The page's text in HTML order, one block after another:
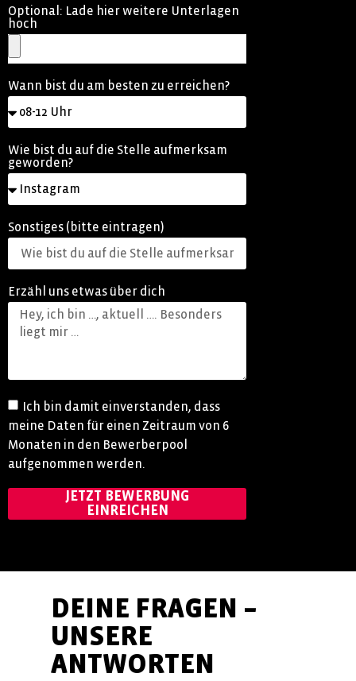
Optional: Lade hier weitere Unterlagen
hoch
Wann bist du am besten zu erreichen?
Wie bist du auf die Stelle aufmerksam
geworden?
Sonstiges (bitte eintragen)
Erzähl uns etwas über dich
Ich bin damit einverstanden, dass
meine Daten für einen Zeitraum von 6
Monaten in den Bewerberpool
aufgenommen werden.
JETZT BEWERBUNG
EINREICHEN
DEINE FRAGEN –
UNSERE
ANTWORTEN